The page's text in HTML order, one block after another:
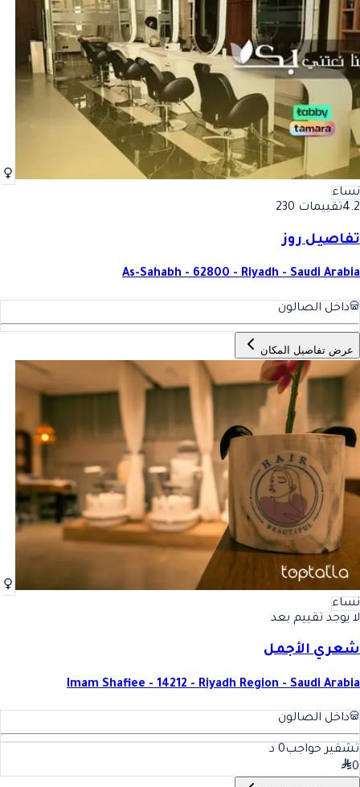
أفضل تشقير حواجب في الرياض
أفضل تشقير حواجب في الرياض
نساء
4.2تقييمات 230
تفاصيل روز
As-Sahabh - 62800 - Riyadh - Saudi Arabia
داخل الصالون
عرض تفاصيل المكان
نساء
لا يوجد تقييم بعد
شعري الأجمل
Imam Shafiee - 14212 - Riyadh Region - Saudi Arabia
داخل الصالون
تشقير حواجب0 د
0